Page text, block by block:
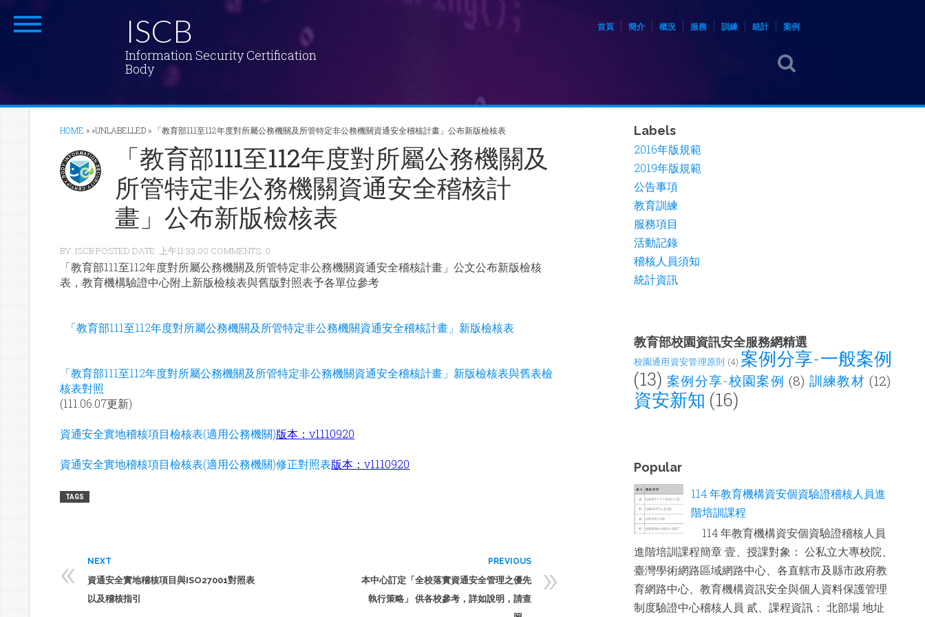
ISCB
Information Security Certification
Body
首頁 簡介 概況 服務 訓練 統計 案例
HOME » »UNLABELLED » 「教育部111至112年度對所屬公務機關及所管特定非公務機關資通安全稽核計畫」公布新版檢核表
「教育部111至112年度對所屬公務機關及
所管特定非公務機關資通安全稽核計
畫」公布新版檢核表
BY: ISCB POSTED DATE: 上午11:33:00 COMMENTS: 0
「教育部111至112年度對所屬公務機關及所管特定非公務機關資通安全稽核計畫」公文公布新版檢核
表，教育機構驗證中心附上新版檢核表與舊版對照表予各單位參考
「教育部111至112年度對所屬公務機關及所管特定非公務機關資通安全稽核計畫」新版檢核表
「教育部111至112年度對所屬公務機關及所管特定非公務機關資通安全稽核計畫」新版檢核表與舊表檢
核表對照
(111.06.07更新)
資通安全實地稽核項目檢核表(適用公務機關)版本：v1110920
資通安全實地稽核項目檢核表(適用公務機關)修正對照表版本：v1110920
TAGS
« NEXT
資通安全實地稽核項目與ISO27001對照表
以及稽核指引
»
PREVIOUS
本中心訂定「全校落實資通安全管理之優先
執行策略」 供各校參考，詳如說明，請查
Labels
2016年版規範
2019年版規範
公告事項
教育訓練
服務項目
活動記錄
稽核人員須知
統計資訊
教育部校園資訊安全服務網精選
校園通用資安管理原則 (4) 案例分享-一般案例
(13) 案例分享-校園案例 (8) 訓練教材 (12)
資安新知 (16)
Popular
114 年教育機構資安個資驗證稽核人員進
階培訓課程
114 年教育機構資安個資驗證稽核人員
進階培訓課程簡章 壹、授課對象： 公私立大專校院、
臺灣學術網路區域網路中心、各直轄市及縣市政府教
育網路中心、教育機構資訊安全與個人資料保護管理
制度驗證中心稽核人員 貳、課程資訊： 北部場 地址